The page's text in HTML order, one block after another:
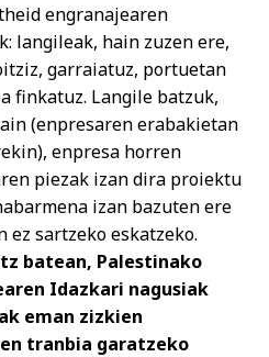
engranajearen
langileak, hain zuzen ere,
garraiatuz, portuetan
finkatuz. Langile batzuk,
(enpresaren erabakietan
enpresa horren
piezak izan dira proiektu
izan bazuten ere
sartzeko eskatzeko.
batean, Palestinako
Idazkari nagusiak
eman zizkien
tranbia garatzeko